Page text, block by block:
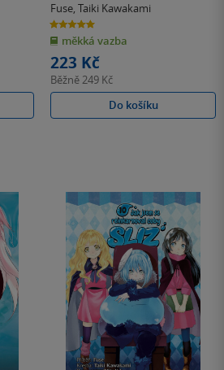
Fuse, Taiki Kawakami
5.0
z
5
hvězdiček
měkká vazba
223 Kč
Běžně249 Kč
Do košíku